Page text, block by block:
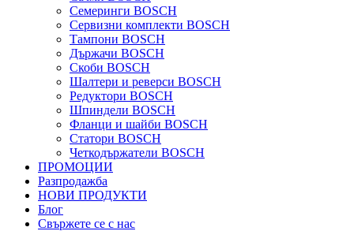
Семеринги BOSCH
Сервизни комплекти BOSCH
Тампони BOSCH
Държачи BOSCH
Скоби BOSCH
Шалтери и реверси BOSCH
Редуктори BOSCH
Шпиндели BOSCH
Фланци и шайби BOSCH
Статори BOSCH
Четкодържатели BOSCH
ПРОМОЦИИ
Разпродажба
НОВИ ПРОДУКТИ
Блог
Свържете се с нас